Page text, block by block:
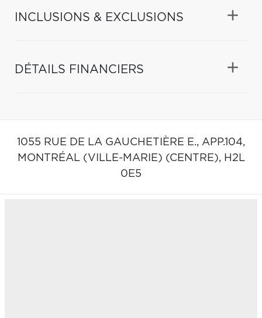
INCLUSIONS & EXCLUSIONS
DÉTAILS FINANCIERS
1055 RUE DE LA GAUCHETIÈRE E., APP.104,
MONTRÉAL (VILLE-MARIE) (CENTRE), H2L
0E5